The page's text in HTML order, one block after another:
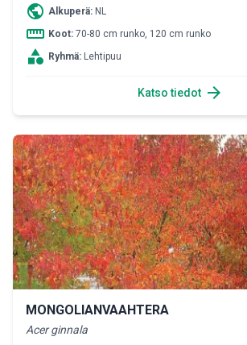
public Alkuperä: NL
straighten Koot: 70-80 cm runko, 120 cm runko
category Ryhmä: Lehtipuu
Katso tiedot arrow_forward
MONGOLIANVAAHTERA
Acer ginnala